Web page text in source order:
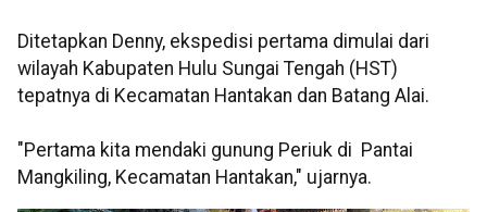
Ditetapkan Denny, ekspedisi pertama dimulai dari
wilayah Kabupaten Hulu Sungai Tengah (HST)
tepatnya di Kecamatan Hantakan dan Batang Alai.
"Pertama kita mendaki gunung Periuk di Pantai
Mangkiling, Kecamatan Hantakan," ujarnya.